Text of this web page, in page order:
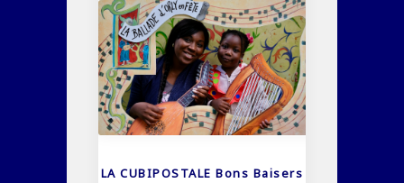
LA CUBIPOSTALE Bons Baisers